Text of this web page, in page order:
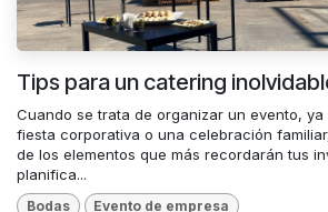
Tips para un catering
Cuando se trata de organizar un evento,
fiesta corporativa o una celebración
de los elementos que más recordarán tus
planifica...
Bodas Evento de empresa